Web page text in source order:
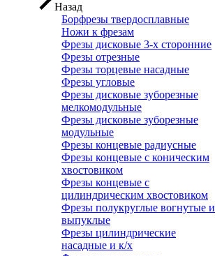
Назад
Борфрезы твердосплавные
Ножи к фрезам
Фрезы дисковые 3-х сторонние
Фрезы отрезные
Фрезы торцевые насадные
Фрезы угловые
Фрезы дисковые зуборезные
мелкомодульные
Фрезы дисковые зуборезные
модульные
Фрезы концевые радиусные
Фрезы концевые с коническим
хвостовиком
Фрезы концевые с
цилиндрическим хвостовиком
Фрезы полукруглые вогнутые и
выпуклые
Фрезы цилиндрические
насадные и к/х